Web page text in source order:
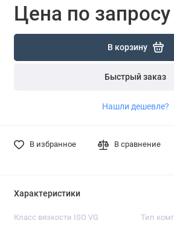
Цена по запросу
В корзину
Быстрый заказ
Нашли дешевле?
В избранное В сравнение
Характеристики
Класс вязкости ISO VG Тип